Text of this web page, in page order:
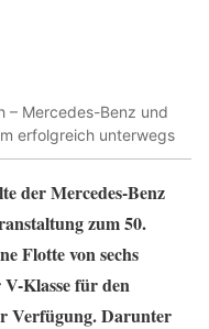
– Mercedes-Benz und
erfolgreich unterwegs
der Mercedes-Benz
zum 50.
Flotte von sechs
Klasse für den
Verfügung. Darunter